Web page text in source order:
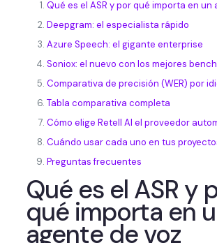
Qué es el ASR y por qué importa en un
Deepgram: el especialista rápido
Azure Speech: el gigante enterprise
Soniox: el nuevo con los mejores
Comparativa de precisión (WER) por
Tabla comparativa completa
Cómo elige Retell AI el proveedor
Cuándo usar cada uno en tus
Preguntas frecuentes
Qué es el ASR y
qué importa en
agente de voz